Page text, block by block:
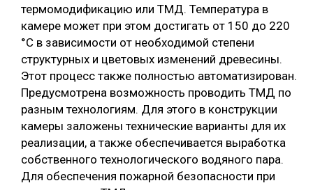
термомодификацию или ТМД. Температура в
камере может при этом достигать от 150 до 220
°С в зависимости от необходимой степени
структурных и цветовых изменений древесины.
Этот процесс также полностью автоматизирован.
Предусмотрена возможность проводить ТМД по
разным технологиям. Для этого в конструкции
камеры заложены технические варианты для их
реализации, а также обеспечивается выработка
собственного технологического водяного пара.
Для обеспечения пожарной безопасности при